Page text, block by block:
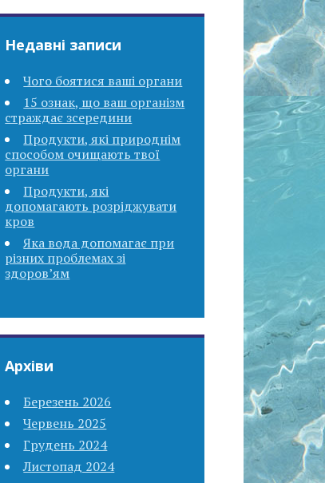
Недавні записи
Чого боятися ваші органи
15 ознак, що ваш організм
страждає зсередини
Продукти, які природнім
способом очищають твої
органи
Продукти, які
допомагають розріджувати
кров
Яка вода допомагає при
різних проблемах зі
здоров’ям
Архіви
Березень 2026
Червень 2025
Грудень 2024
Листопад 2024